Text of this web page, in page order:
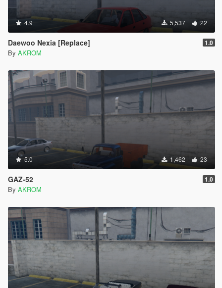
4.9 5,537 22
Daewoo Nexia [Replace] 1.0
By AKROM
5.0 1,462 23
GAZ-52 1.0
By AKROM